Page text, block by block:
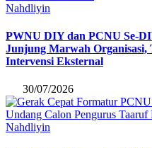
Nahdliyin
PWNU DIY dan PCNU Se-
Junjung Marwah Organisasi,
Intervensi Eksternal
30/07/2026
Nahdliyin